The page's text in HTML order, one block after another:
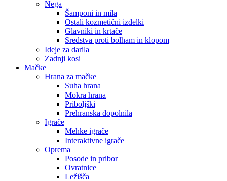
Nega
Šamponi in mila
Ostali kozmetični izdelki
Glavniki in krtače
Sredstva proti bolham in klopom
Ideje za darila
Zadnji kosi
Mačke
Hrana za mačke
Suha hrana
Mokra hrana
Priboljški
Prehranska dopolnila
Igrače
Mehke igrače
Interaktivne igrače
Oprema
Posode in pribor
Ovratnice
Ležišča